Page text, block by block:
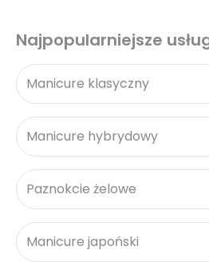
Najpopularniejsze
Manicure klasyczny
Manicure hybrydowy
Paznokcie żelowe
Manicure japoński